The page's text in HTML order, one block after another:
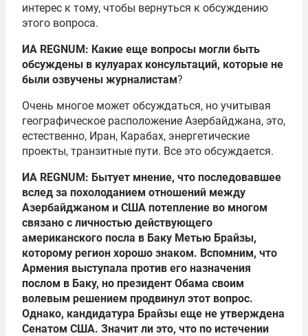
интерес к тому, чтобы вернуться к обсуждению
этого вопроса.
ИА REGNUM: Какие еще вопросы могли быть
обсуждены в кулуарах консультаций, которые не
были озвучены журналистам?
Очень многое может обсуждаться, но учитывая
географическое расположение Азербайджана, это,
естественно, Иран, Карабах, энергетические
проекты, транзитные пути. Все это обсуждается.
ИА REGNUM: Бытует мнение, что последовавшее
вслед за похолоданием отношений между
Азербайджаном и США потепление во многом
связано с личностью действующего
американского посла в Баку Метью Брайзы,
которому регион хорошо знаком. Вспомним, что
Армения выступала против его назначения
послом в Баку, но президент Обама своим
волевым решением продвинул этот вопрос.
Однако, кандидатура Брайзы еще не утверждена
Сенатом США. Значит ли это, что по истечении